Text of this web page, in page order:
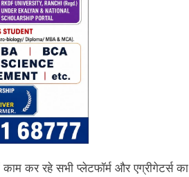
कर रहे सभी प्लेटफॉर्म और एग्रीगेटर्स का